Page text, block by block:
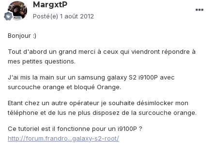
MargxtP
Posté(e) 1 août 2012
Bonjour :)
Tout d'abord un grand merci à ceux qui viendront répondre à
mes petites questions.
J'ai mis la main sur un samsung galaxy S2 i9100P avec
surcouche orange et bloqué Orange.
Etant chez un autre opérateur je souhaite désimlocker mon
téléphone et de lus ne plus disposez de la surcouche orange.
Ce tutoriel est il fonctionne pour un i9100P ?
http://forum.frandro...galaxy-s2-root/